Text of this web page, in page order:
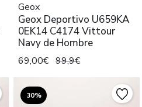
Geox
Geox Deportivo U659KA
0EK14 C4174 Vittour
Navy de Hombre
69,00€ 99,9€
30%